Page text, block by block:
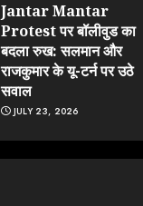
Jantar Mantar
Protest पर बॉलीवुड का
बदला रुख: सलमान और
राजकुमार के यू-टर्न पर उठे
सवाल
JULY 23, 2026
ONGC के खजाने से RSS